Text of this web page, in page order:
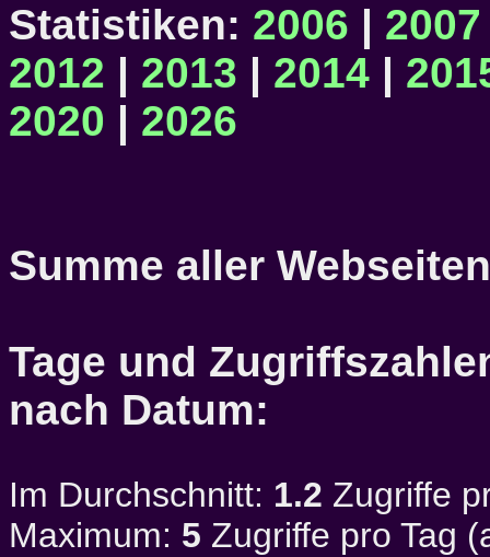
Statistiken: 2006 | 2007
2012 | 2013 | 2014 |
2020 | 2026
Summe aller
Tage und
nach Datum:
Im Durchschnitt: 1.2 Zugriffe
Maximum: 5 Zugriffe pro Tag